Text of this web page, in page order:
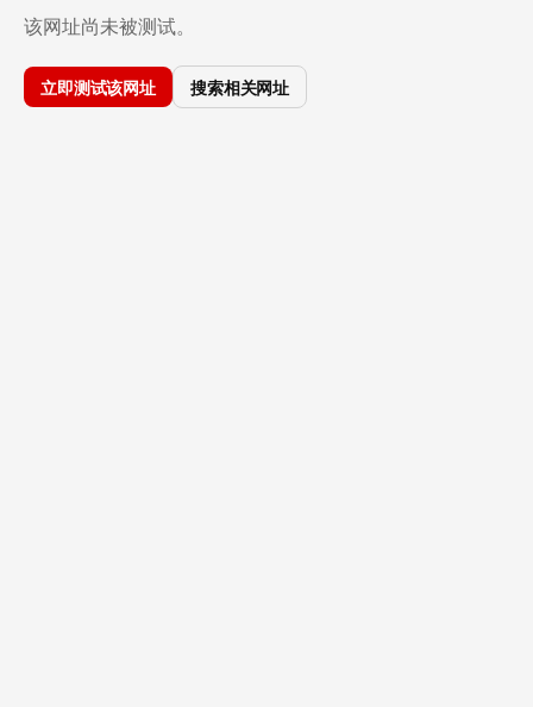
该网址尚未被测试。
立即测试该网址 搜索相关网址